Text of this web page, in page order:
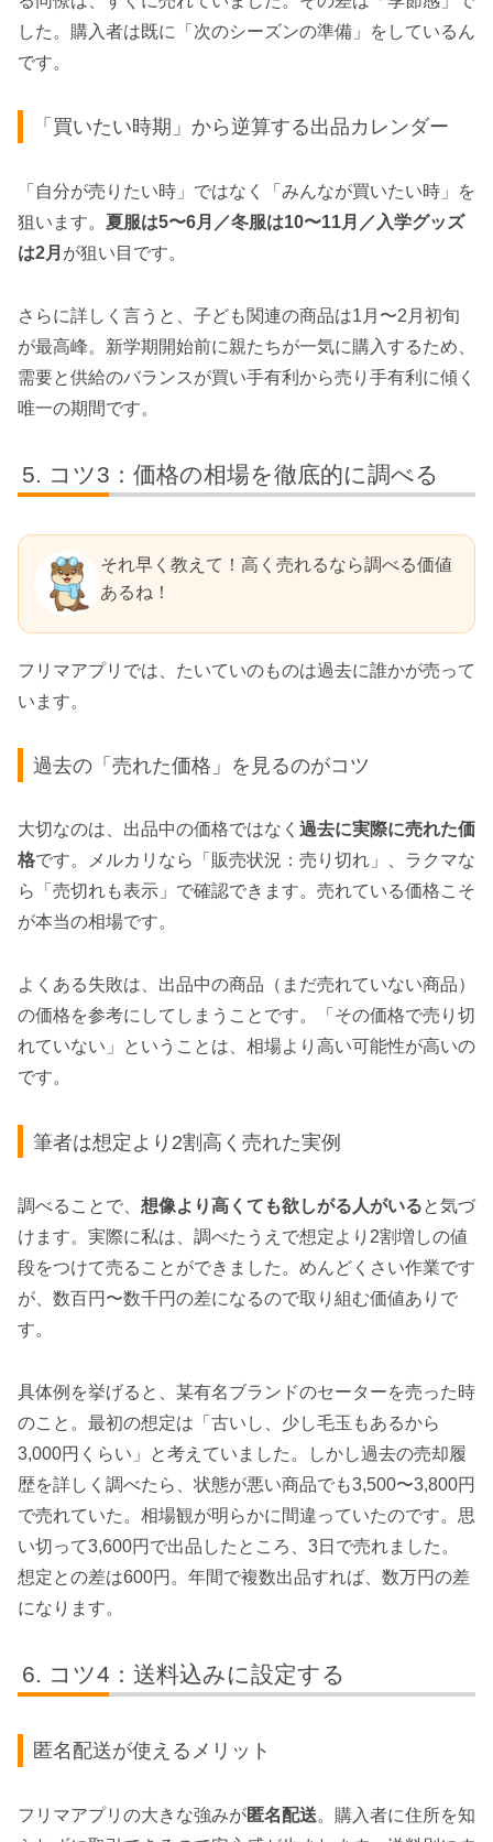
した。購入者は既に「次のシーズンの準備」をしているん
です。
「買いたい時期」から逆算する出品カレンダー
「自分が売りたい時」ではなく「みんなが買いたい時」を
狙います。 夏服は5〜6月／冬服は10〜11月／入学グッズ
は2月 が狙い目です。
さらに詳しく言うと、子ども関連の商品は1月〜2月初旬
が最高峰。新学期開始前に親たちが一気に購入するため、
需要と供給のバランスが買い手有利から売り手有利に傾く
唯一の期間です。
コツ3：価格の相場を徹底的に調べる
それ早く教えて！高く売れるなら調べる価値
あるね！
フリマアプリでは、たいていのものは過去に誰かが売って
います。
過去の「売れた価格」を見るのがコツ
大切なのは、出品中の価格ではなく 過去に実際に売れた価
格です。メルカリなら「販売状況：売り切れ」、ラクマな
ら「売切れも表示」で確認できます。売れている価格こそ
が本当の相場です。
よくある失敗は、出品中の商品（まだ売れていない商品）
の価格を参考にしてしまうことです。「その価格で売り切
れていない」ということは、相場より高い可能性が高いの
です。
筆者は想定より2割高く売れた実例
調べることで、 想像より高くても欲しがる人がいると気づ
けます。実際に私は、調べたうえで想定より2割増しの値
段をつけて売ることができました。めんどくさい作業です
が、数百円〜数千円の差になるので取り組む価値ありで
す。
具体例を挙げると、某有名ブランドのセーターを売った時
のこと。最初の想定は「古いし、少し毛玉もあるから
3,000円くらい」と考えていました。しかし過去の売却履
歴を詳しく調べたら、状態が悪い商品でも3,500〜3,800円
で売れていた。相場観が明らかに間違っていたのです。思
い切って3,600円で出品したところ、3日で売れました。
想定との差は600円。年間で複数出品すれば、数万円の差
になります。
コツ4：送料込みに設定する
匿名配送が使えるメリット
フリマアプリの大きな強みが匿名配送。購入者に住所を知